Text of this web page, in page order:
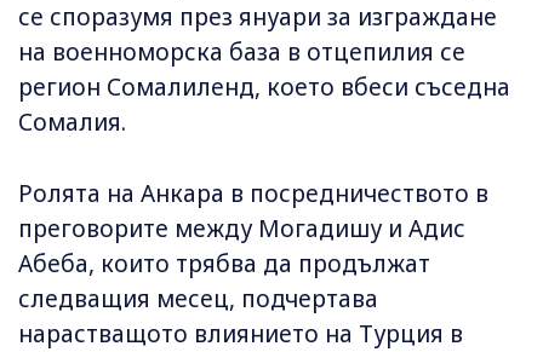
се споразумя през януари за изграждане
на военноморска база в отцепилия се
регион Сомалиленд, което вбеси съседна
Сомалия.
Ролята на Анкара в посредничеството в
преговорите между Могадишу и Адис
Абеба, които трябва да продължат
следващия месец, подчертава
нарастващото влиянието на Турция в